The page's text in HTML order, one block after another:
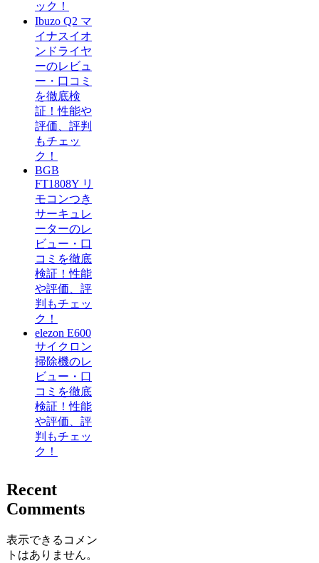
ック！
Ibuzo Q2 マ
イナスイオ
ンドライヤ
ーのレビュ
ー・口コミ
を徹底検
証！性能や
評価、評判
もチェッ
ク！
BGB
FT1808Y リ
モコンつき
サーキュレ
ーターのレ
ビュー・口
コミを徹底
検証！性能
や評価、評
判もチェッ
ク！
elezon E600
サイクロン
掃除機のレ
ビュー・口
コミを徹底
検証！性能
や評価、評
判もチェッ
ク！
Recent
Comments
表示できるコメン
トはありません。